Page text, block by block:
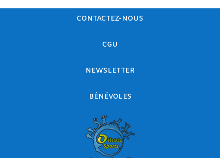
CONTACTEZ-NOUS
CGU
NEWSLETTER
BÉNÉVOLES